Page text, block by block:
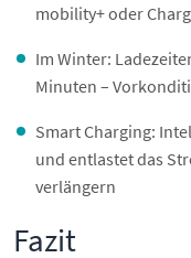
mobility+ oder
Im Winter:
Minuten –
Smart Charging:
und entlastet das
verlängern
Fazit